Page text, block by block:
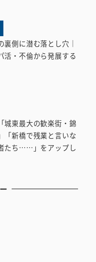
側に潜む落とし穴｜
活・不倫から発展する
城東最大の歓楽街・錦
新橋で残業と言いな
たち……」をアップし